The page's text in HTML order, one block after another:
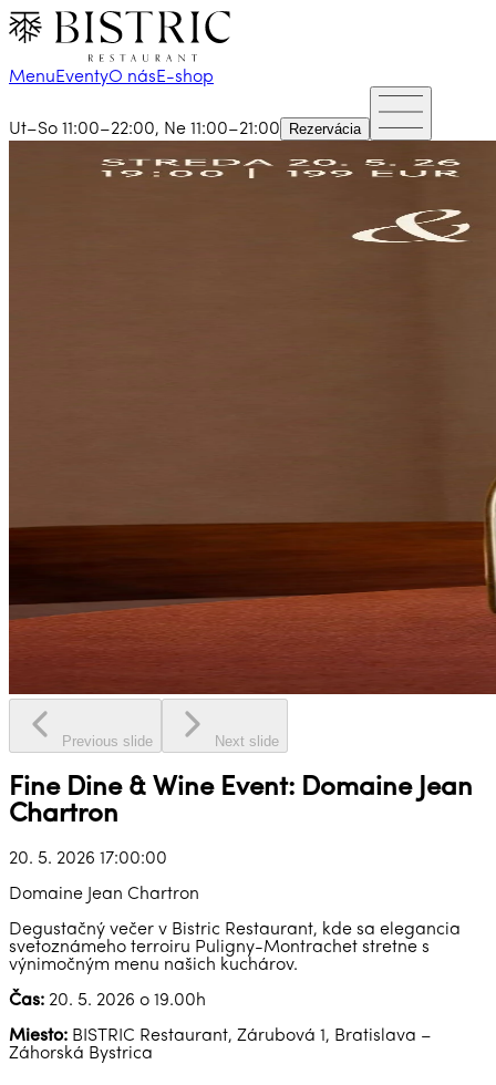
MenuEventyO násE-shop
Ut–So 11:00–22:00, Ne 11:00–21:00 Rezervácia
Previous slide Next slide
Fine Dine & Wine Event: Domaine Jean
Chartron
20. 5. 2026 17:00:00
Domaine Jean Chartron
Degustačný večer v Bistric Restaurant, kde sa elegancia
svetoznámeho terroiru Puligny-Montrachet stretne s
výnimočným menu našich kuchárov.
Čas: 20. 5. 2026 o 19.00h
Miesto: BISTRIC Restaurant, Zárubová 1, Bratislava –
Záhorská Bystrica